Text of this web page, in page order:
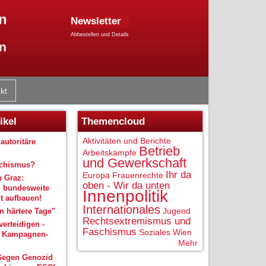
Newsletter
Abbestellen und Details
Graz:
bundesweite
aufbauen!
härtere Tage"
-
Genozid
Themencloud
Aktivitäten und Berichte
Arbeitskämpfe Betrieb
und Gewerkschaft
Europa Frauenrechte Ihr da
oben - Wir da unten
Innenpolitik
Internationales Jugend
Rechtsextremismus und
Faschismus Soziales Wien
Mehr